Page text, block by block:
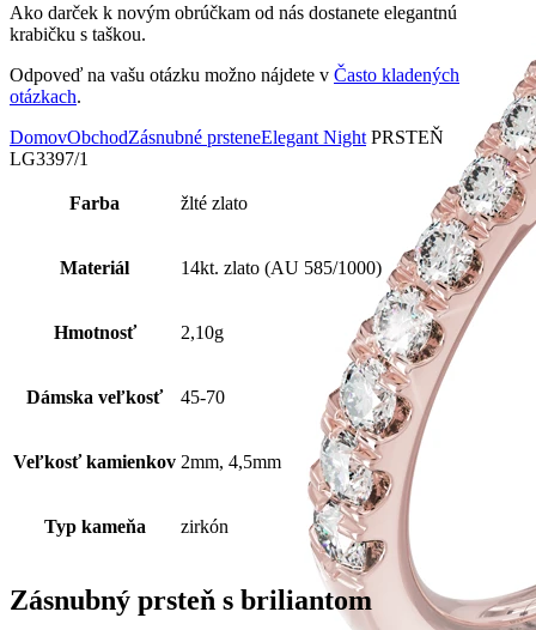
Ako darček k novým obrúčkam od nás dostanete elegantnú
krabičku s taškou.
Odpoveď na vašu otázku možno nájdete v Často kladených
otázkach.
DomovObchodZásnubné prsteneElegant Night PRSTEŇ
LG3397/1
Farba žlté zlato
Materiál 14kt. zlato (AU 585/1000)
Hmotnosť 2,10g
Dámska veľkosť 45-70
Veľkosť kamienkov 2mm, 4,5mm
Typ kameňa zirkón
Zásnubný prsteň s briliantom